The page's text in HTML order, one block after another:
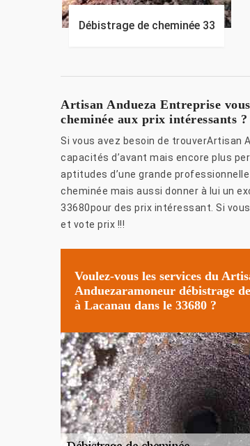
Débistrage de cheminée 33
Artisan Andueza Entreprise
cheminée aux prix intéressants ?
Si vous avez besoin de trouverArtisan
capacités d’avant mais encore plus
aptitudes d’une grande
cheminée mais aussi donner à lui un
33680pour des prix intéressant. Si
et vote prix !!!
Voulez-vous les services du
Anduezaramoneur débistrage
à Lacanau dans le 33680 ?